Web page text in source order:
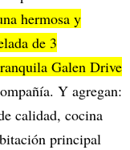
hermosa y
de 3
Galen Drive
Y agregan:
calidad, cocina
principal